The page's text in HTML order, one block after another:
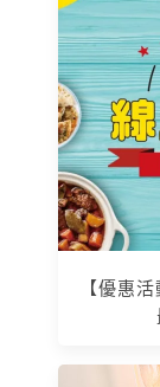
【優惠